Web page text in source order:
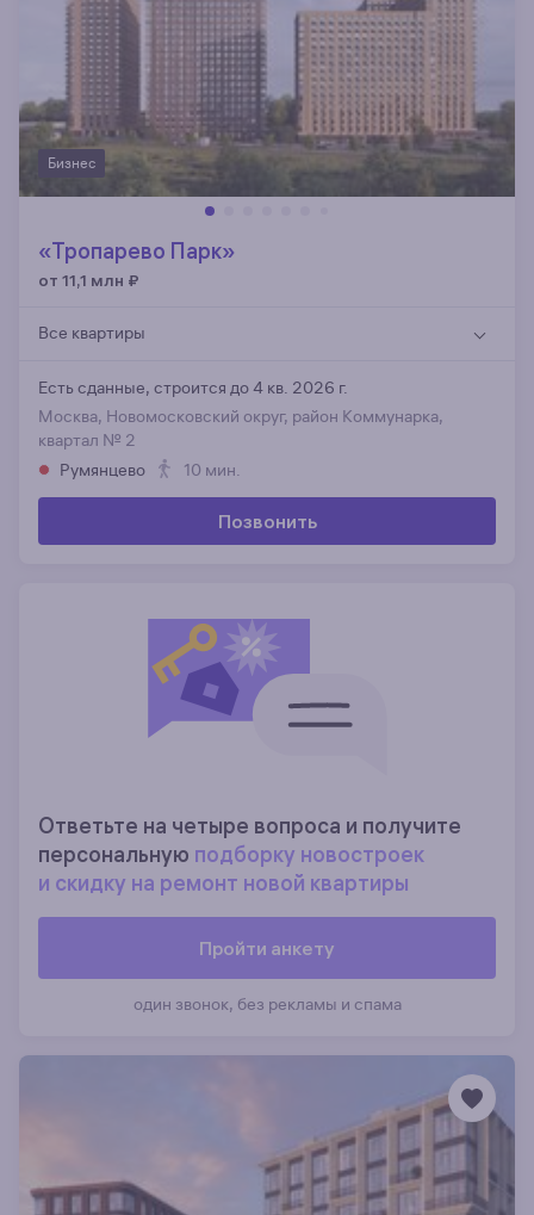
Бизнес
«Тропарево Парк»
от 11,1 млн ₽
Все квартиры
Есть сданные, строится до 4 кв. 2026 г.
Москва, Новомосковский округ, район Коммунарка,
квартал № 2
Румянцево
10 мин.
Позвонить
Ответьте на четыре вопроса и получите
персональную подборку новостроек
и скидку на ремонт новой квартиры
Пройти анкету
один звонок, без рекламы и спама